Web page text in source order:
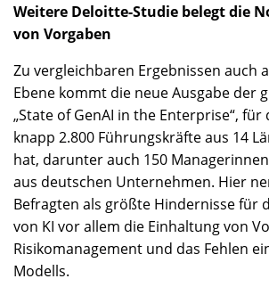
Weitere Deloitte-Studie belegt die
von Vorgaben
Zu vergleichbaren Ergebnissen auch
Ebene kommt die neue Ausgabe der
„State of GenAI in the Enterprise“,
knapp 2.800 Führungskräfte aus 14
hat, darunter auch 150
aus deutschen Unternehmen. Hier
Befragten als größte Hindernisse für
von KI vor allem die Einhaltung von
Risikomanagement und das Fehlen
Modells.